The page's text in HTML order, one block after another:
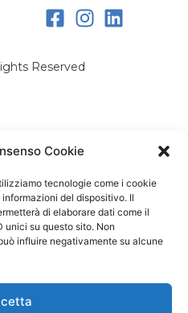
Cookie
tecnologie come i cookie
del dispositivo. Il
di elaborare dati come il
unici su questo sito. Non
influire negativamente su alcune
Reserved